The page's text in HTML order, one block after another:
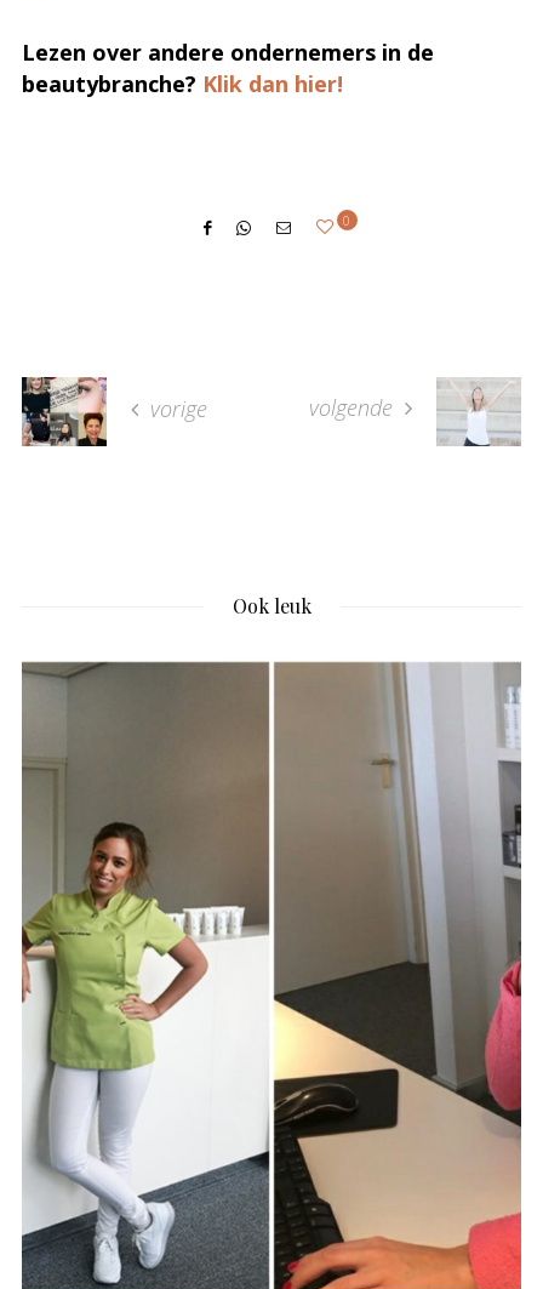
Lezen over andere ondernemers in de
beautybranche? Klik dan hier!
0
vorige volgende
Ook leuk